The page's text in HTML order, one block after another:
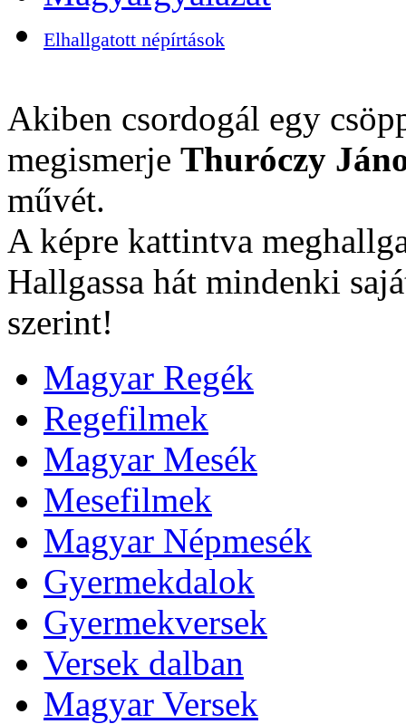
Elhallgatott népírtások
Akiben csordogál egy
megismerje Thuróczy
művét.
A képre kattintva
Hallgassa hát mindenki
szerint!
Magyar Regék
Regefilmek
Magyar Mesék
Mesefilmek
Magyar Népmesék
Gyermekdalok
Gyermekversek
Versek dalban
Magyar Versek